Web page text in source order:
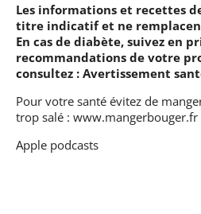
Les informations et recettes
titre indicatif et ne
En cas de diabète, suivez en
recommandations de votre
consultez : Avertissement
Pour votre santé évitez de
trop salé : www.mangerbouger.fr
Apple podcasts